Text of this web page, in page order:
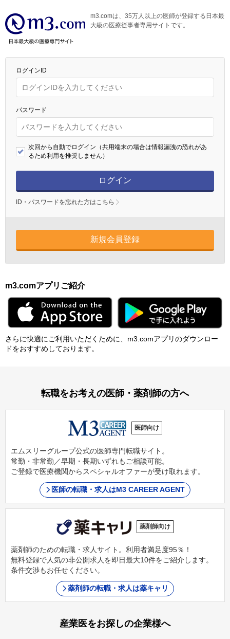
m3.comは、35万人以上の医師が登録する日本最
大級の医療従事者専用サイトです。
ログインID
パスワード
次回から自動でログイン（共用端末の場合は情報漏洩の恐れがあ
るため利用を推奨しません）
ログイン
ID・パスワードを忘れた方はこちら
新規会員登録
m3.comアプリご紹介
さらに快適にご利⽤いただくために、m3.comアプリのダウンロー
ドをおすすめしております。
転職をお考えの医師・薬剤師の方へ
医師向け
エムスリーグループ公式の医師専門転職サイト。
常勤・非常勤／早期・長期いずれもご相談可能。
ご登録で医療機関からスペシャルオファーが受け取れます。
医師の転職・求人はM3 CAREER AGENT
薬剤師向け
薬剤師のための転職・求人サイト。利用者満足度95％！
無料登録で人気の非公開求人を即日最大10件をご紹介します。
条件交渉もお任せください。
薬剤師の転職・求人は薬キャリ
産業医をお探しの企業様へ